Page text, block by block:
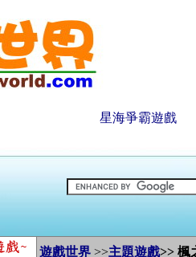
星海爭霸遊戲
遊戲世界 >>主題遊戲>> 楓